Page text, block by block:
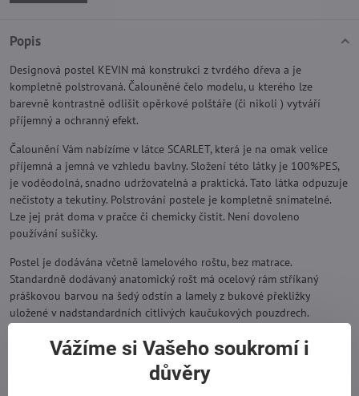
Popis
Designová postel KEVIN má konstrukci z tvrdého dřeva a je
kompletně polstrovaná. Čalouněné čelo modelu, u kterého lze
barevně kontrastně odlišit opěrkové polštáře (či nikoli ) vytváří
příjemný a ochranný efekt.
Čalounění Vám nabízíme v látce SCARLET, která je na omak velice
příjemná a jemná ve vzhledu bavlny. Složení této látky je 100%PES,
je voděodolná, snadno udržovatelná a praktická. Tato látka odpuzuje
nečistoty a tekutiny. Polstrování postele je kompletně snímatelné.
Lze jej prát doma v pračce či chemicky čistit. Není dovoleno
používání sušičky.
Postel je dodávána včetně lamelového roštu, bez matrace.
Standardně dodávaný anatomický rošt má ocelový rám stříkaný
práškovou barvou na šedý odstín a lamely z bukové překližky
uložené v nadstandardních citlivých kaučukových pouzdrech.
Nožičky jsou dřevěné, 3cm vysoké. K dispozici ve vzhledu wenge,
černé, stříbrné a bílé. Výška rámu postele od země je 34cm.
Vážíme si Vašeho soukromí i
důvěry